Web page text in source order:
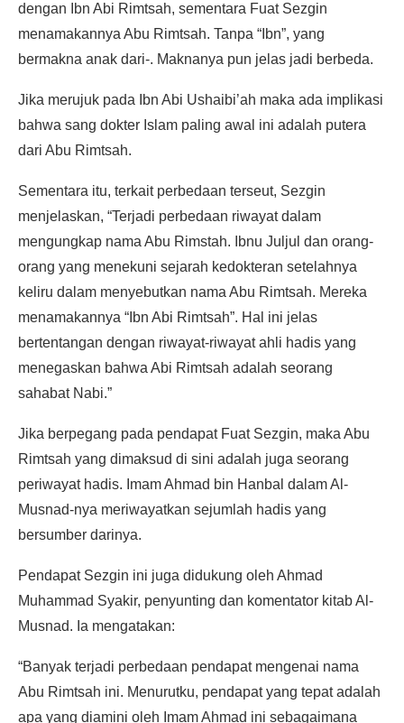
dengan Ibn Abi Rimtsah, sementara Fuat Sezgin
menamakannya Abu Rimtsah. Tanpa “Ibn”, yang
bermakna anak dari-. Maknanya pun jelas jadi berbeda.
Jika merujuk pada Ibn Abi Ushaibi’ah maka ada implikasi
bahwa sang dokter Islam paling awal ini adalah putera
dari Abu Rimtsah.
Sementara itu, terkait perbedaan terseut, Sezgin
menjelaskan, “Terjadi perbedaan riwayat dalam
mengungkap nama Abu Rimstah. Ibnu Juljul dan orang-
orang yang menekuni sejarah kedokteran setelahnya
keliru dalam menyebutkan nama Abu Rimtsah. Mereka
menamakannya “Ibn Abi Rimtsah”. Hal ini jelas
bertentangan dengan riwayat-riwayat ahli hadis yang
menegaskan bahwa Abi Rimtsah adalah seorang
sahabat Nabi.”
Jika berpegang pada pendapat Fuat Sezgin, maka Abu
Rimtsah yang dimaksud di sini adalah juga seorang
periwayat hadis. Imam Ahmad bin Hanbal dalam Al-
Musnad-nya meriwayatkan sejumlah hadis yang
bersumber darinya.
Pendapat Sezgin ini juga didukung oleh Ahmad
Muhammad Syakir, penyunting dan komentator kitab Al-
Musnad. Ia mengatakan:
“Banyak terjadi perbedaan pendapat mengenai nama
Abu Rimtsah ini. Menurutku, pendapat yang tepat adalah
apa yang diamini oleh Imam Ahmad ini sebagaimana